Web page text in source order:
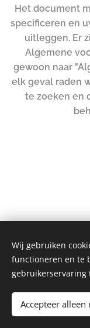
Het document
specificeren en
uitleggen. Er
Algemene
gewoon naar
elk geval raden
te zoeken en
Wij gebruiken
functioneren en te
gebruikerservaring
Accepteer